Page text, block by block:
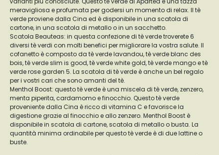
meravigliosa e profumata per godersi un momento di relax. Il tè
verde proviene dalla Cina ed è disponibile in una scatola di
cartone, in una scatola di metallo o in un sacchetto.
Scatola Beauteas: in questa confezione di tè verde troverete 6
diversi tè verdi con molti benefici per migliorare la vostra salute. Il
cofanetto è composto da tè verde lavandou, tè verde blanc des
bois, tè verde slim is good, tè verde white gold, tè verde mango e tè
verde rose garden 5. La scatola di tè verde è anche un bel regalo
per i vostri cari che sono amanti del tè.
Menthol Boost: questo tè verde è una miscela di tè verde, zenzero,
menta piperita, cardamomo e finocchio. Questo tè verde
proveniente dalla Cina è ricco di vitamina C e favorisce la
digestione grazie al finocchio e allo zenzero. Menthol Boost è
disponibile in scatola di cartone, scatola di metallo o busta. La
quantità minima ordinabile per questo tè verde è di due lattine o
buste.